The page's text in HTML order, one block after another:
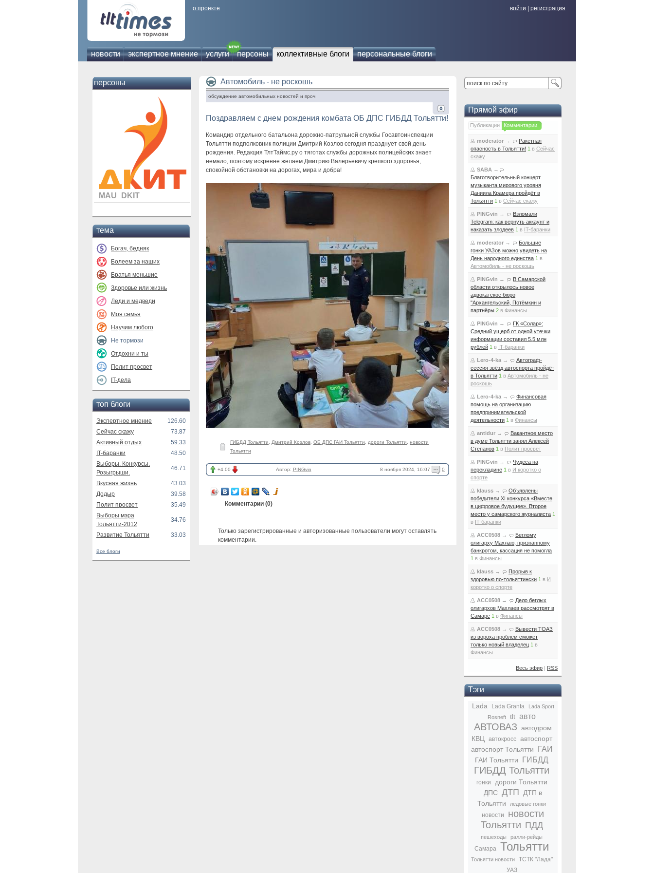
о проекте войти регистрация
новости экспертное мнение услуги персоны коллективные блоги персональные блоги
персоны
MAU_DKIT
тема
Богач, бедняк
Болеем за наших
Братья меньшие
Здоровье или жизнь
Леди и медведи
Моя семья
Научим любого
Не тормози
Отдохни и ты
Полит просвет
IT-дела
топ блоги
Экспертное мнение
126.60
Сейчас скажу
73.87
Активный отдых
59.33
IT-баранки
48.50
Выборы. Конкурсы.
Розыгрыши.
46.71
Вкусная жизнь
43.03
Додыр
39.58
Полит просвет
35.49
Выборы мэра
Тольятти-2012
34.76
Развитие Тольятти 33.03
Все блоги
Автомобиль - не роскошь
обсуждение автомобильных новостей и проч
Поздравляем с днем рождения комбата ОБ ДПС ГИБДД Тольятти!
Командир отдельного батальона дорожно-патрульной службы Госавтоинспекции
Тольятти подполковник полиции Дмитрий Козлов сегодня празднует свой день
рождения. Редакция ТлтТаймс.ру о тяготах службы дорожных полицейских знает
немало, поэтому искренне желаем Дмитрию Валерьевичу крепкого здоровья,
спокойной обстановки на дорогах, мира и добра!
ГИБДД Тольятти Дмитрий Козлов ОБ ДПС ГАИ Тольятти дороги Тольятти
новости
Тольятти
+4.00 Автор: PINGvin 8 ноября 2024, 16:07 0
Комментарии (0)
Только зарегистрированные и авторизованные пользователи могут оставлять
комментарии.
Прямой эфир
Публикации Комментарии
moderator →
Ракетная
опасность в Тольятти! 1 в Сейчас
скажу
SABA →
Благотворительный концерт
музыканта мирового уровня
Даниила Крамера пройдёт в
Тольятти 1 в Сейчас скажу
PINGvin →
Взломали
Telegram: как вернуть аккаунт и
наказать злодеев 1 в IT-баранки
moderator →
Большие
гонки УАЗов можно увидеть на
День народного единства 1 в
Автомобиль - не роскошь
PINGvin →
В Самарской
области открылось новое
адвокатское бюро
"Архангельский, Потёмкин и
партнёры 2 в Финансы
PINGvin →
ГК «Солар»:
Средний ущерб от одной утечки
информации составил 5,5 млн
рублей 1 в IT-баранки
Lero-4-ka →
Автограф-
сессия звёзд автоспорта пройдёт
в Тольятти 1 в Автомобиль - не
роскошь
Lero-4-ka →
Финансовая
помощь на организацию
предпринимательской
деятельности 1 в Финансы
antidur →
Вакантное место
в думе Тольятти занял Алексей
Степанов 1 в Полит просвет
PINGvin →
Чудеса на
перекладине 1 в И коротко о
спорте
klauss →
Объявлены
победители XI конкурса «Вместе
в цифровое будущее». Второе
место у самарского журналиста 1
в IT-баранки
ACC0508 →
Беглому
олигарху Махлаю, признанному
банкротом, кассация не помогла
1 в Финансы
klauss →
Прорыв к
здоровью по-тольяттински 1 в И
коротко о спорте
ACC0508 →
Дело беглых
олигархов Махлаев рассмотрят в
Самаре 1 в Финансы
ACC0508 →
Вывести ТОАЗ
из вороха проблем сможет
только новый владелец 1 в
Финансы
Весь эфир | RSS
Тэги
Lada Lada Granta
Lada Sport
Rosneft
tlt авто
АВТОВАЗ автодром
КВЦ
автокросс
автоспорт
автоспорт Тольятти
ГАИ
ГАИ Тольятти ГИБДД
ГИБДД Тольятти
гонки
дороги Тольятти
ДПС ДТП
ДТП в
Тольятти
ледовые гонки
новости
новости
Тольятти ПДД
пешеходы ралли-рейды
Самара Тольятти
Тольятти новости
ТСТК "Лада"
УАЗ